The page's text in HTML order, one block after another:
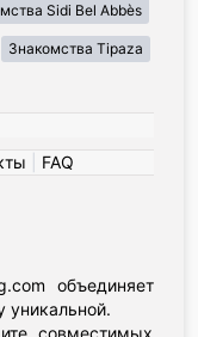
Sidi Bel Abbès
Знакомства Tipaza
FAQ
объединяет
уникальной.
совместимых